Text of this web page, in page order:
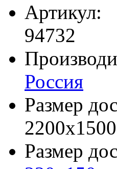
Артикул:
94732
Россия
Размер
Размер